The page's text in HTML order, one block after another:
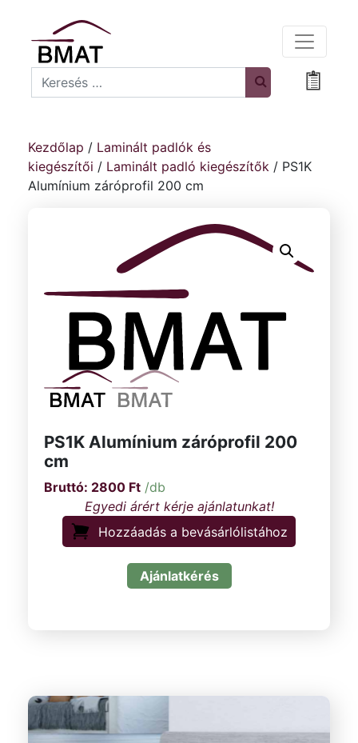
Search
Kezdőlap / Laminált padlók és
kiegészítői / Laminált padló kiegészítők / PS1K
Alumínium záróprofil 200 cm
PS1K Alumínium záróprofil 200
cm
2800 Ft /db
Hozzáadás a bevásárlólistához
Ajánlatkérés